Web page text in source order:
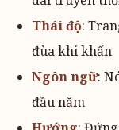
Thái độ:
đùa khi khấn
Ngôn ngữ:
đầu năm